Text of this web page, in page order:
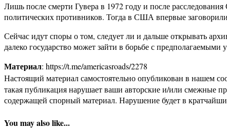
Лишь после смерти Гувера в 1972 году и после
политических противников. Тогда в США впервые
Сейчас идут споры о том, следует ли и дальше открывать
далеко государство может зайти в борьбе с
Материал: https://t.me/americasroads/2278
Настоящий материал самостоятельно опубликован в нашем
такая публикация нарушает ваши авторские и/или смежные
содержащей спорный материал. Нарушение будет в
You may also like...